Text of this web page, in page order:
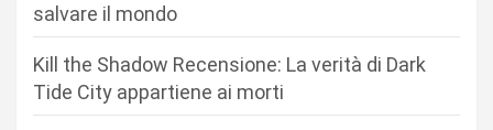
salvare il mondo
Kill the Shadow Recensione: La verità di Dark
Tide City appartiene ai morti